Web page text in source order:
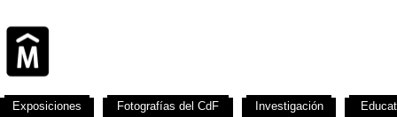
Exposiciones Fotografías del CdF Investigación